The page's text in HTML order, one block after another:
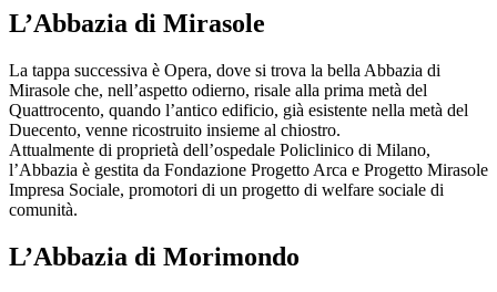
L’Abbazia di Mirasole
La tappa successiva è Opera, dove si trova la bella Abbazia di
Mirasole che, nell’aspetto odierno, risale alla prima metà del
Quattrocento, quando l’antico edificio, già esistente nella metà del
Duecento, venne ricostruito insieme al chiostro.
Attualmente di proprietà dell’ospedale Policlinico di Milano,
l’Abbazia è gestita da Fondazione Progetto Arca e Progetto Mirasole
Impresa Sociale, promotori di un progetto di welfare sociale di
comunità.
L’Abbazia di Morimondo